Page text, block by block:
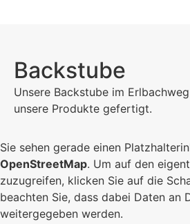
Backstube
Unsere Backstube im
unsere Produkte gefertigt.
Sie sehen gerade einen
OpenStreetMap. Um auf den
zuzugreifen, klicken Sie auf die
beachten Sie, dass dabei Daten an
weitergegeben werden.